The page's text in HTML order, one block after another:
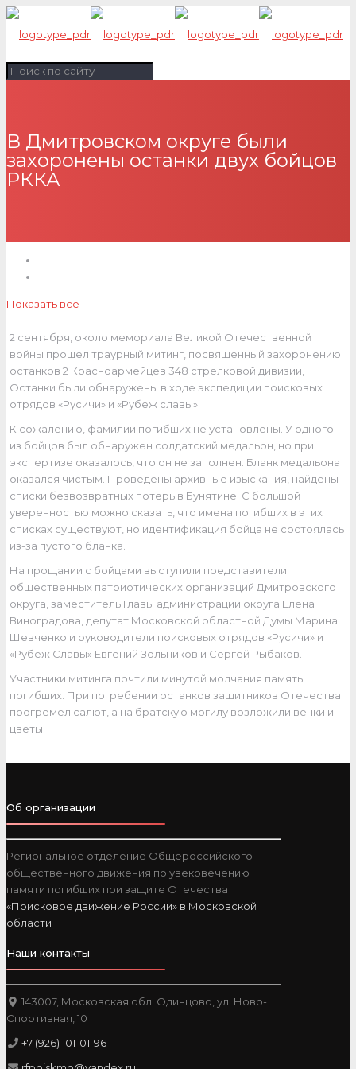
В Дмитровском округе были
захоронены останки двух бойцов
РККА
Показать все
2 сентября, около мемориала Великой Отечественной
войны прошел траурный митинг, посвященный захоронению
останков 2 Красноармейцев 348 стрелковой дивизии,
Останки были обнаружены в ходе экспедиции поисковых
отрядов «Русичи» и «Рубеж славы».
К сожалению, фамилии погибших не установлены. У одного
из бойцов был обнаружен солдатский медальон, но при
экспертизе оказалось, что он не заполнен. Бланк медальона
оказался чистым. Проведены архивные изыскания, найдены
списки безвозвратных потерь в Бунятине. С большой
уверенностью можно сказать, что имена погибших в этих
списках существуют, но идентификация бойца не состоялась
из-за пустого бланка.
На прощании с бойцами выступили представители
общественных патриотических организаций Дмитровского
округа, заместитель Главы администрации округа Елена
Виноградова, депутат Московской областной Думы Марина
Шевченко и руководители поисковых отрядов «Русичи» и
«Рубеж Славы» Евгений Зольников и Сергей Рыбаков.
Участники митинга почтили минутой молчания память
погибших. При погребении останков защитников Отечества
прогремел салют, а на братскую могилу возложили венки и
цветы.
Об организации
Региональное отделение Общероссийского
общественного движения по увековечению
памяти погибших при защите Отечества
«Поисковое движение России» в Московской
области
Наши контакты
143007, Московская обл. Одинцово, ул. Ново-
Спортивная, 10
+7 (926) 101-01-96